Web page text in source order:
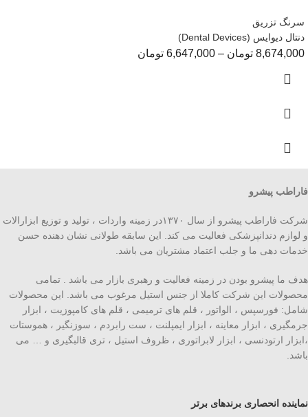
سرنگ تزریق
دنتال دیوایس (Dental Devices)
8,674,000 تومان –
6,647,000 تومان
فاراطب پیشرو
شرکت فاراطب پیشرو از سال ۱۳۷۰در زمینه واردات ، تولید و توزیع ابزارالات
و لوازم دندانپزشکی فعالیت می کند. این سابقه طولانی نشان دهنده حسن
خدمات دهی ما و جلب اعتماد مشتریان می باشد.
هدف ما پیشرو بودن در زمینه فعالیت و رهبری بازار می باشد . تمامی
محصولات این شرکت کاملا از جنس استیل مرغوب می باشد. این محصولات
شامل: فورسپس ، الواتور ، قلم های ترمیمی ، قلم های کامپوزیت ، ابزار
جرمگیری ، ابزار معاینه ، ابزار ایمپلنت ، ست رابردم ، سوزنگیر ، هموستات
،ابزار ارتودنسی ، ابزار لابراتوری ، ظروف استیل ، تری قالبگیری و … می
باشد.
نماینده انحصاری برندهای برتر